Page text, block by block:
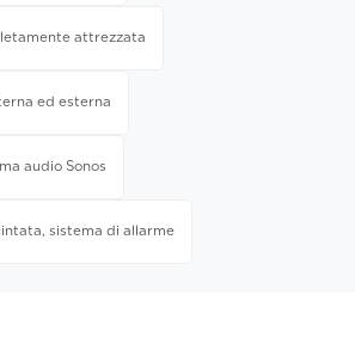
attrezzata
ed esterna
audio Sonos
sistema di allarme